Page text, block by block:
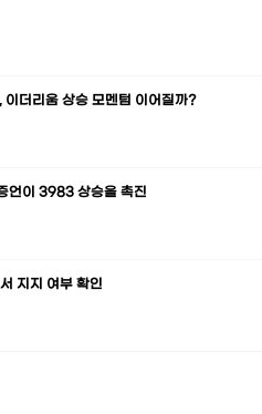
더리움 상승 모멘텀 이어질까?
이 3983 상승을 촉진
지지 여부 확인